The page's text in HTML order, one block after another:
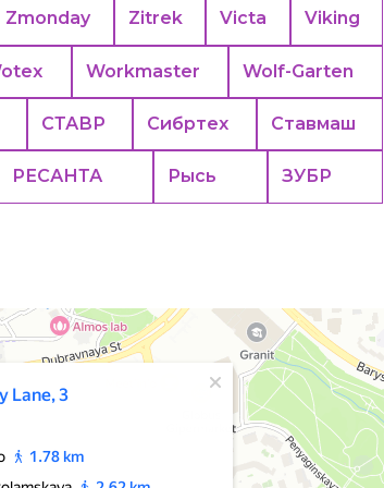
Zmonday Zitrek Victa Viking
Workmaster Wolf-Garten
СТАВР Сибртех Ставмаш
РЕСАНТА Рысь ЗУБР